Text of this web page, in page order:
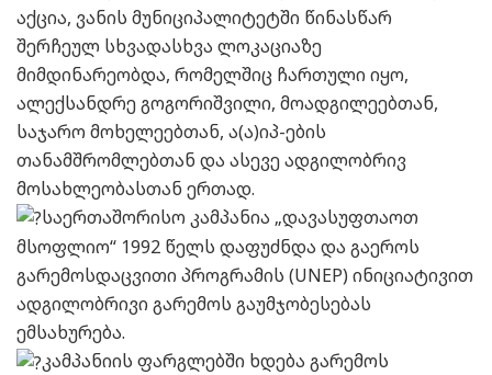
აქცია, ვანის მუნიციპალიტეტში წინასწარ
შერჩეულ სხვადასხვა ლოკაციაზე
მიმდინარეობდა, რომელშიც ჩართული იყო,
ალექსანდრე გოგორიშვილი, მოადგილეებთან,
საჯარო მოხელეებთან, ა(ა)იპ-ების
თანამშრომლებთან და ასევე ადგილობრივ
მოსახლეობასთან ერთად.
საერთაშორისო კამპანია „დავასუფთაოთ
მსოფლიო“ 1992 წელს დაფუძნდა და გაეროს
გარემოსდაცვითი პროგრამის (UNEP) ინიციატივით
ადგილობრივი გარემოს გაუმჯობესებას
ემსახურება.
კამპანიის ფარგლებში ხდება გარემოს